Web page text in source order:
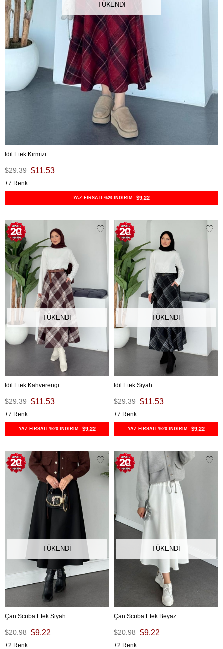
TÜKENDI
İdil Etek Kırmızı
$11.53
$29.39
7
YAZ FIRSATI %20 İNDİRİM: $9,22
TÜKENDI
İdil Etek Kahverengi
$11.53
$29.39
7
YAZ FIRSATI %20 İNDİRİM: $9,22
TÜKENDI
İdil Etek Siyah
$11.53
$29.39
7
YAZ FIRSATI %20 İNDİRİM: $9,22
TÜKENDI
Çan Scuba Etek Siyah
$9.22
$20.98
2
TÜKENDI
Çan Scuba Etek Beyaz
$9.22
$20.98
2